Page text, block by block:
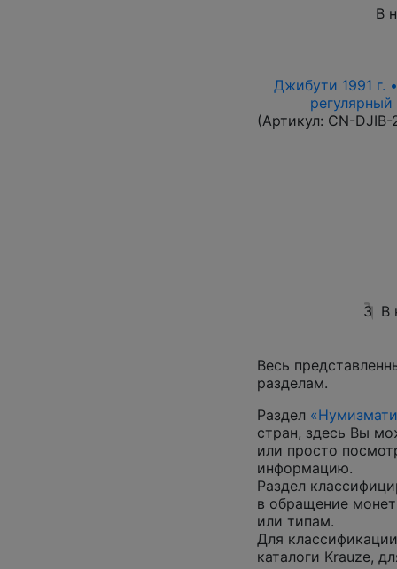
В
Джибути 1991 г.
(Артикул: CN-DJIB-
3 В
Весь
разделам.
Раздел
стран, здесь Вы
или просто
информацию.
Раздел
в обращение
или типам.
Для
каталоги Krauze,